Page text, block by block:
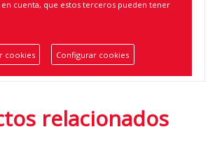
relacionados
cuenta, que estos terceros pueden tener
cookies Configurar cookies